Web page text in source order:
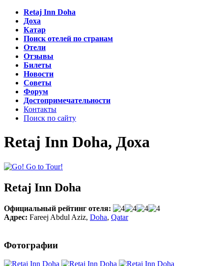
Retaj Inn Doha
Доха
Катар
Поиск отелей по странам
Отели
Отзывы
Билеты
Новости
Советы
Форум
Достопримечательности
Контакты
Поиск по сайту
Retaj Inn Doha, Доха
Retaj Inn Doha
Официальный рейтинг отеля:
Адрес: Fareej Abdul Aziz, Doha, Qatar
Фотографии